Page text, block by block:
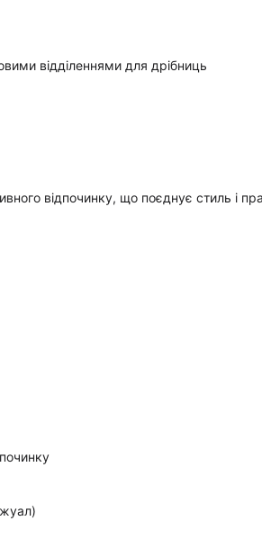
відділеннями для дрібниць
відпочинку, що поєднує стиль і